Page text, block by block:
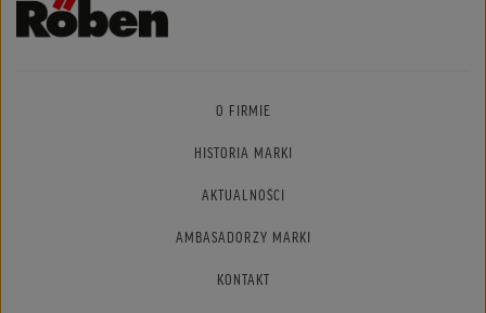
O FIRMIE
HISTORIA MARKI
AKTUALNOŚCI
AMBASADORZY MARKI
KONTAKT